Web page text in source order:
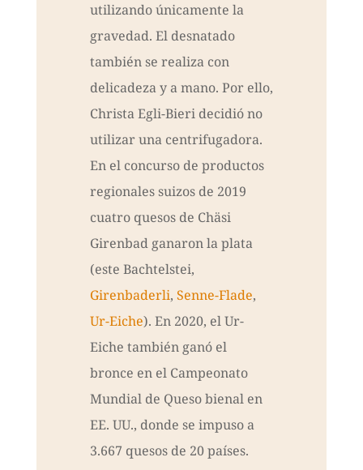
utilizando únicamente la
gravedad. El desnatado
también se realiza con
delicadeza y a mano. Por ello,
Christa Egli-Bieri decidió no
utilizar una centrifugadora.
En el concurso de productos
regionales suizos de 2019
cuatro quesos de Chäsi
Girenbad ganaron la plata
(este Bachtelstei,
Girenbaderli, Senne-Flade,
Ur-Eiche). En 2020, el Ur-
Eiche también ganó el
bronce en el Campeonato
Mundial de Queso bienal en
EE. UU., donde se impuso a
3.667 quesos de 20 países.